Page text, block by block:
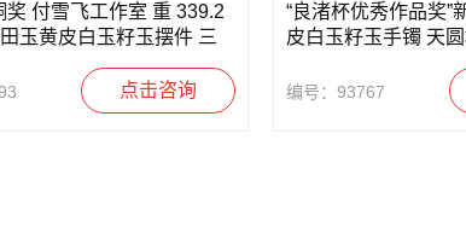
奖 付雪飞工作室 重 339.2
玉黄皮白玉籽玉摆件 三
点击咨询
“良渚杯优秀作品奖”
皮白玉籽玉手镯 天
编号：93767